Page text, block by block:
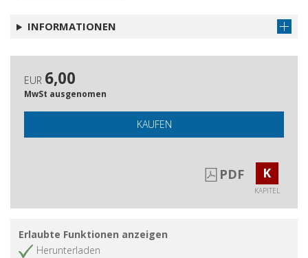
INFORMATIONEN
EUR 6,00
MwSt ausgenomen
KAUFEN
PDF K
KAPITEL
Erlaubte Funktionen anzeigen
Herunterladen